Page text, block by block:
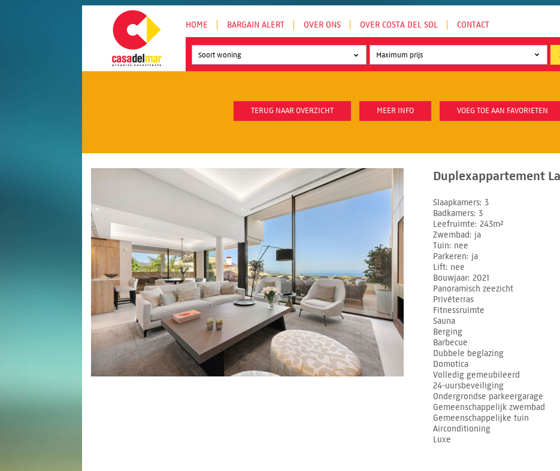
HOME BARGAIN ALERT OVER ONS OVER COSTA DEL SOL CONTACT
Soort woning
TERUG NAAR OVERZICHT MEER INFO VOEG TOE AAN FAVORIETEN
Duplexappartement
Slaapkamers 3
Badkamers 3
Leefruimte 243m²
Zwembad
ja
Tuin nee
Parkeren ja
Lift nee
Bouwjaar 2021
Panoramisch zeezicht
Privéterras
Fitnessruimte
Sauna
Berging
Barbecue
Dubbele beglazing
Domotica
Volledig gemeubileerd
24-uursbeveiliging
Ondergrondse parkeergarage
Gemeenschappelijk zwembad
Gemeenschappelijke tuin
Airconditioning
Luxe